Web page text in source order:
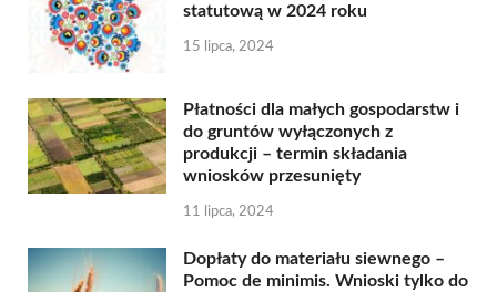
statutową w 2024 roku
15 lipca, 2024
Płatności dla małych gospodarstw i
do gruntów wyłączonych z
produkcji – termin składania
wniosków przesunięty
11 lipca, 2024
Dopłaty do materiału siewnego –
Pomoc de minimis. Wnioski tylko do